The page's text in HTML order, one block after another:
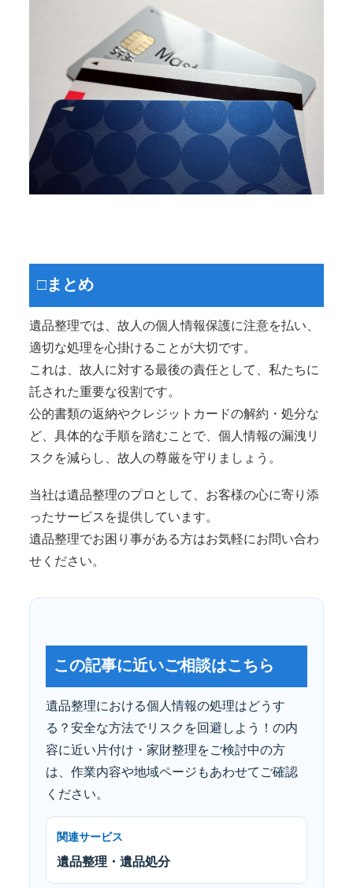
□まとめ
遺品整理では、故人の個人情報保護に注意を払い、
適切な処理を心掛けることが大切です。
これは、故人に対する最後の責任として、私たちに
託された重要な役割です。
公的書類の返納やクレジットカードの解約・処分な
ど、具体的な手順を踏むことで、個人情報の漏洩リ
スクを減らし、故人の尊厳を守りましょう。
当社は遺品整理のプロとして、お客様の心に寄り添
ったサービスを提供しています。
遺品整理でお困り事がある方はお気軽にお問い合わ
せください。
この記事に近いご相談はこちら
遺品整理における個人情報の処理はどうす
る？安全な方法でリスクを回避しよう！の内
容に近い片付け・家財整理をご検討中の方
は、作業内容や地域ページもあわせてご確認
ください。
関連サービス
遺品整理・遺品処分